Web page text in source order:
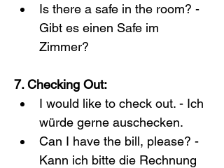
Is there a safe in the room? -
Gibt es einen Safe im
Zimmer?
7. Checking Out:
I would like to check out. - Ich
würde gerne auschecken.
Can I have the bill, please? -
Kann ich bitte die Rechnung